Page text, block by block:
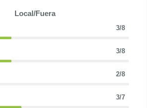
Local/Fuera
3/8
3/8
2/8
3/7